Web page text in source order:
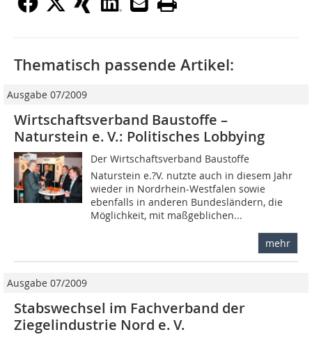
Thematisch passende Artikel:
Ausgabe 07/2009
Wirtschaftsverband Baustoffe –
Naturstein e. V.: Politisches Lobbying
Der Wirtschaftsverband Baustoffe 
Naturstein e.?V. nutzte auch in diesem Jahr
wieder in Nordrhein-West­falen sowie
ebenfalls in anderen Bundesländern, die
Mög­lichkeit, mit maßgeblichen...
mehr
Ausgabe 07/2009
Stabswechsel im Fachverband der
Ziegelindustrie Nord e. V.